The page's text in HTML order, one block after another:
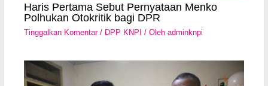
Haris Pertama Sebut Pernyataan Menko
Polhukan Otokritik bagi DPR
Tinggalkan Komentar / DPP KNPI / Olehadminknpi